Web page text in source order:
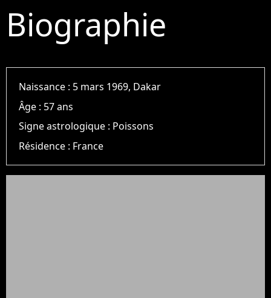
Biographie
Naissance : 5 mars 1969, Dakar
Âge : 57 ans
Signe astrologique : Poissons
Résidence : France